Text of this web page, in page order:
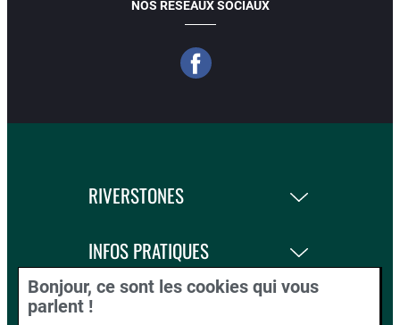
NOS RÉSEAUX SOCIAUX
RIVERSTONES
INFOS PRATIQUES
LA BOUTIQUE
Bonjour, ce sont les cookies qui vous
parlent !